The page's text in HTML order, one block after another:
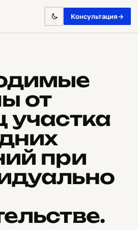
Консультация→
от
участка
при